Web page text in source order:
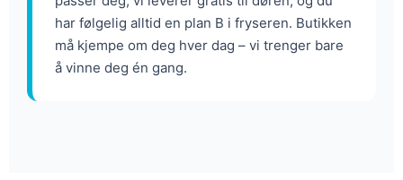
har følgelig alltid en plan B i fryseren. Butikken
må kjempe om deg hver dag – vi trenger bare
å vinne deg én gang.